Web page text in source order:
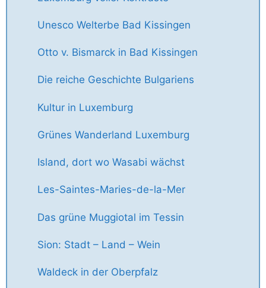
Unesco Welterbe Bad Kissingen
Otto v. Bismarck in Bad Kissingen
Die reiche Geschichte Bulgariens
Kultur in Luxemburg
Grünes Wanderland Luxemburg
Island, dort wo Wasabi wächst
Les-Saintes-Maries-de-la-Mer
Das grüne Muggiotal im Tessin
Sion: Stadt – Land – Wein
Waldeck in der Oberpfalz